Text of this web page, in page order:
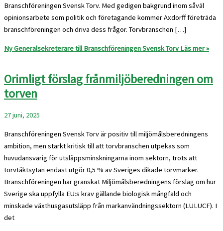
Branschföreningen Svensk Torv. Med gedigen bakgrund inom såväl
opinionsarbete som politik och företagande kommer Axdorff företräda
branschföreningen och driva dess frågor. Torvbranschen […]
Ny Generalsekreterare till Branschföreningen Svensk TorvLäs mer »
Orimligt förslag frånmiljöberedningen om
torven
27 juni, 2025
Branschföreningen Svensk Torv är positiv till miljömålsberedningens
ambition, men starkt kritisk till att torvbranschen utpekas som
huvudansvarig för utsläppsminskningarna inom sektorn, trots att
torvtäktsytan endast utgör 0,5 % av Sveriges dikade torvmarker.
Branschföreningen har granskat Miljömålsberedningens förslag om hur
Sverige ska uppfylla EU:s krav gällande biologisk mångfald och
minskade växthusgasutsläpp från markanvändningssektorn (LULUCF). I
det